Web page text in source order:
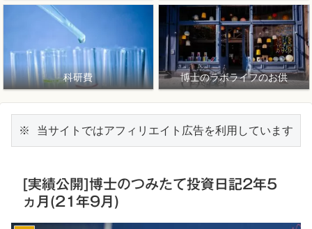
科研費 博士のラボライフのお供
※ 当サイトではアフィリエイト広告を利用しています
[実績公開]博士のつみたて投資日記2年5
ヵ月(21年9月)